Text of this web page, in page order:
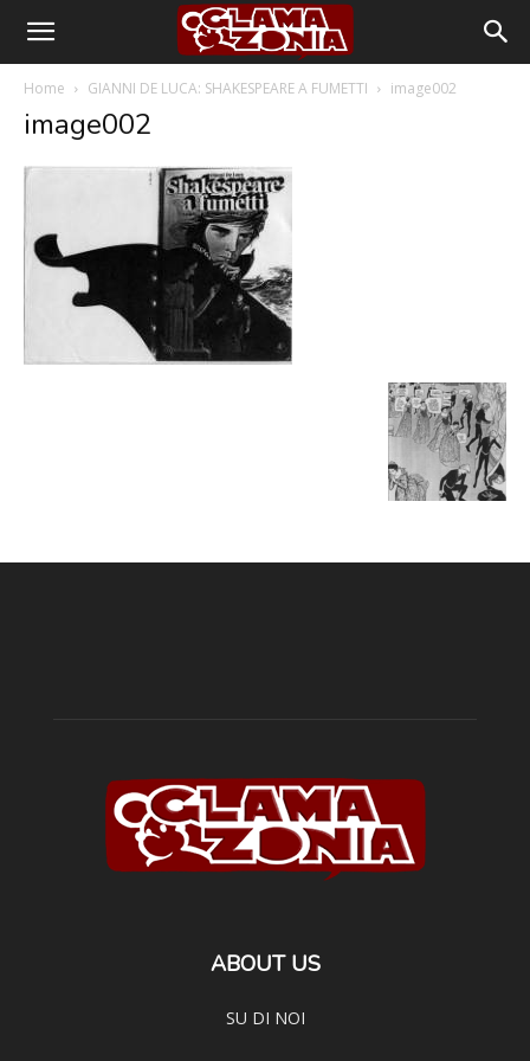
Home GIANNI DE LUCA: SHAKESPEARE A FUMETTI image002
image002
ABOUT US
SU DI NOI